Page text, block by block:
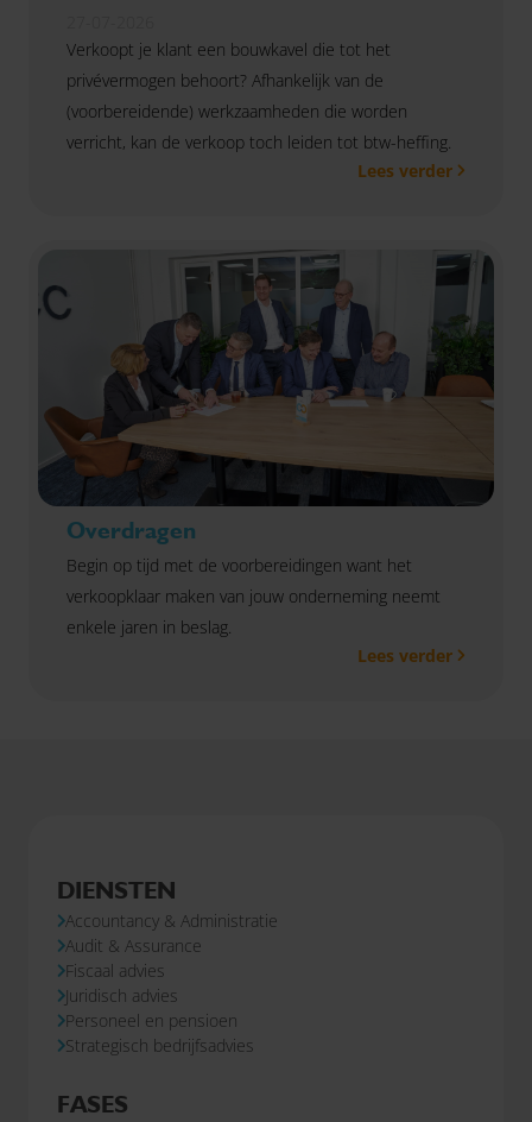
Verkoopt je klant een bouwkavel die tot het
privévermogen behoort? Afhankelijk van de
(voorbereidende) werkzaamheden die worden
verricht, kan de verkoop toch leiden tot btw-heffing.
Lees verder
Overdragen
Begin op tijd met de voorbereidingen want het
verkoopklaar maken van jouw onderneming neemt
enkele jaren in beslag.
Lees verder
DIENSTEN
Accountancy & Administratie
Audit & Assurance
Fiscaal advies
Juridisch advies
Personeel en pensioen
Strategisch bedrijfsadvies
FASES